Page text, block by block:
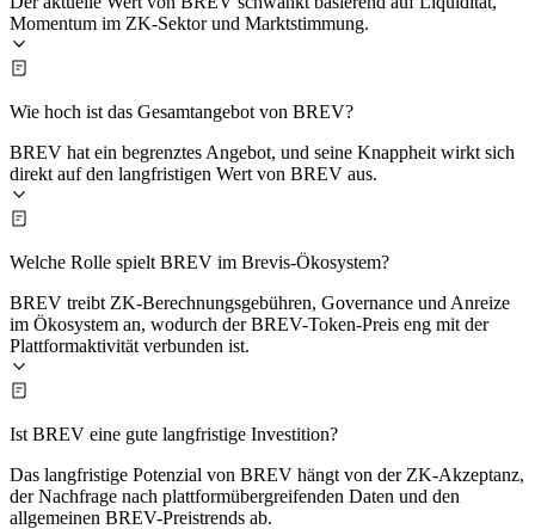
Momentum im ZK-Sektor und Marktstimmung.
Wie hoch ist das Gesamtangebot von BREV?
BREV hat ein begrenztes Angebot, und seine Knappheit wirkt sich
direkt auf den langfristigen Wert von BREV aus.
Welche Rolle spielt BREV im Brevis-Ökosystem?
BREV treibt ZK-Berechnungsgebühren, Governance und Anreize
im Ökosystem an, wodurch der BREV-Token-Preis eng mit der
Plattformaktivität verbunden ist.
Ist BREV eine gute langfristige Investition?
Das langfristige Potenzial von BREV hängt von der ZK-Akzeptanz,
der Nachfrage nach plattformübergreifenden Daten und den
allgemeinen BREV-Preistrends ab.